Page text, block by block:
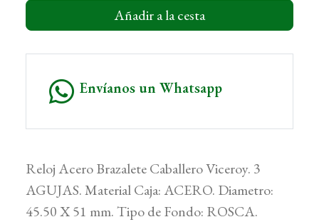
Añadir a la cesta
Envíanos un Whatsapp
Reloj Acero Brazalete Caballero Viceroy. 3
AGUJAS. Material Caja: ACERO. Diametro:
45.50 X 51 mm. Tipo de Fondo: ROSCA.